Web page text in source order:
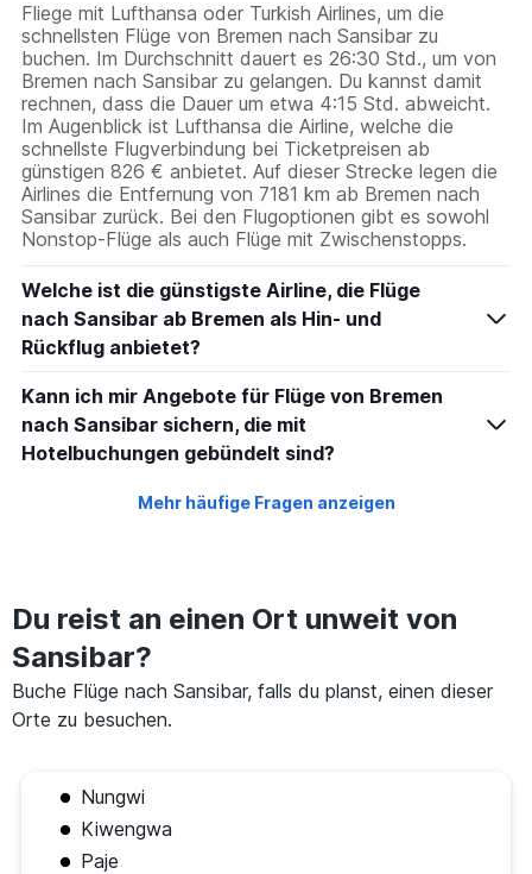
Fliege mit Lufthansa oder Turkish Airlines, um die
schnellsten Flüge von Bremen nach Sansibar zu
buchen. Im Durchschnitt dauert es 26:30 Std., um von
Bremen nach Sansibar zu gelangen. Du kannst damit
rechnen, dass die Dauer um etwa 4:15 Std. abweicht.
Im Augenblick ist Lufthansa die Airline, welche die
schnellste Flugverbindung bei Ticketpreisen ab
günstigen 826 € anbietet. Auf dieser Strecke legen die
Airlines die Entfernung von 7181 km ab Bremen nach
Sansibar zurück. Bei den Flugoptionen gibt es sowohl
Nonstop-Flüge als auch Flüge mit Zwischenstopps.
Welche ist die günstigste Airline, die Flüge
nach Sansibar ab Bremen als Hin- und
Rückflug anbietet?
Kann ich mir Angebote für Flüge von Bremen
nach Sansibar sichern, die mit
Hotelbuchungen gebündelt sind?
Mehr häufige Fragen anzeigen
Du reist an einen Ort unweit von
Sansibar?
Buche Flüge nach Sansibar, falls du planst, einen dieser
Orte zu besuchen.
Nungwi
Kiwengwa
Paje